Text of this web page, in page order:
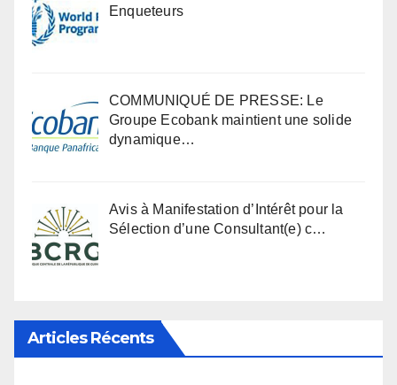
Enqueteurs
COMMUNIQUÉ DE PRESSE: Le
Groupe Ecobank maintient une solide
dynamique…
Avis à Manifestation d’Intérêt pour la
Sélection d’une Consultant(e) c…
Articles Récents